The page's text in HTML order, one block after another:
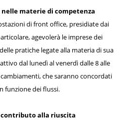
materie di competenza
di front office, presidiate dai
agevolerà le imprese dei
pratiche legate alla materia di sua
dal lunedì al venerdì dalle 8 alle
che saranno concordati
funzione dei flussi.
alla riuscita